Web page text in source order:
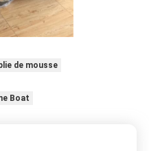
de mousse
Boat